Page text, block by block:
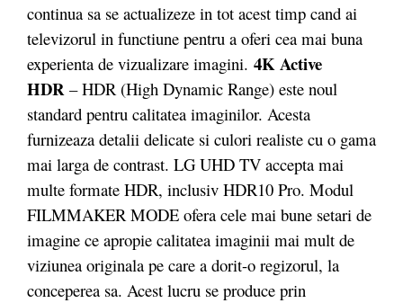
continua sa se actualizeze in tot acest timp cand ai
televizorul in functiune pentru a oferi cea mai buna
experienta de vizualizare imagini. 4K Active
HDR – HDR (High Dynamic Range) este noul
standard pentru calitatea imaginilor. Acesta
furnizeaza detalii delicate si culori realiste cu o gama
mai larga de contrast. LG UHD TV accepta mai
multe formate HDR, inclusiv HDR10 Pro. Modul
FILMMAKER MODE ofera cele mai bune setari de
imagine ce apropie calitatea imaginii mai mult de
viziunea originala pe care a dorit-o regizorul, la
conceperea sa. Acest lucru se produce prin